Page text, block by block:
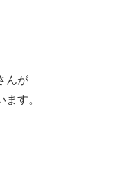
んが
す。